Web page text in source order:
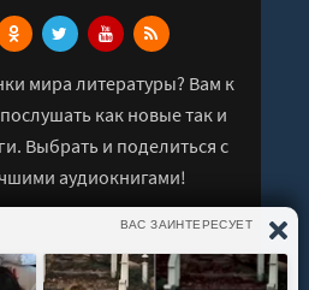
мира литературы? Вам к
как новые так и
Выбрать и поделиться с
аудиокнигами!